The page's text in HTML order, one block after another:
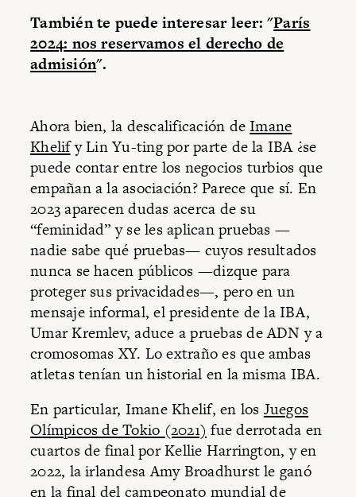
También te puede interesar leer: "París
2024: nos reservamos el derecho de
admisión".
Ahora bien, la descalificación deImane
Khelify Lin Yu-ting por parte de la IBA ¿se
puede contar entre los negocios turbios que
empañan a la asociación? Parece que sí. En
2023 aparecen dudas acerca de su
“feminidad” y se les aplican pruebas —
nadie sabe qué pruebas— cuyos resultados
nunca se hacen públicos —dizque para
proteger sus privacidades—, pero en un
mensaje informal, el presidente de la IBA,
Umar Kremlev, aduce a pruebas de ADN y a
cromosomas XY. Lo extraño es que ambas
atletas tenían un historial en la misma IBA.
En particular, Imane Khelif, en los Juegos
Olímpicos de Tokio (2021) fue derrotada en
cuartos de final por Kellie Harrington, y en
2022, la irlandesa Amy Broadhurst le ganó
en la final del campeonato mundial de